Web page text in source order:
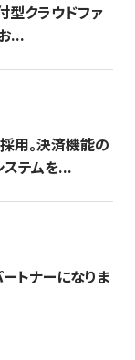
型クラウドファ
...
用。決済機能の
ステムを...
トナーになりま